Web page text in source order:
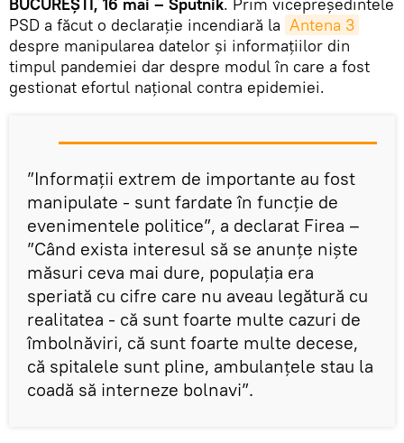
PSD a făcut o declarație incendiară la Antena 3
despre manipularea datelor și informațiilor din
timpul pandemiei dar despre modul în care a fost
gestionat efortul național contra epidemiei.
”Informații extrem de importante au fost
manipulate - sunt fardate în funcție de
evenimentele politice”, a declarat Firea –
”Când exista interesul să se anunțe niște
măsuri ceva mai dure, populația era
speriată cu cifre care nu aveau legătură cu
realitatea - că sunt foarte multe cazuri de
îmbolnăviri, că sunt foarte multe decese,
că spitalele sunt pline, ambulanțele stau la
coadă să interneze bolnavi”.